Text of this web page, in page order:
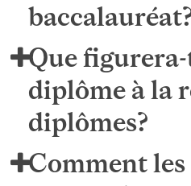
Que
diplôme à la
diplômes?
Comment